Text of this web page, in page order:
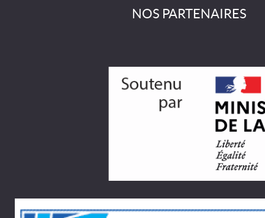
NOS PARTENAIRES